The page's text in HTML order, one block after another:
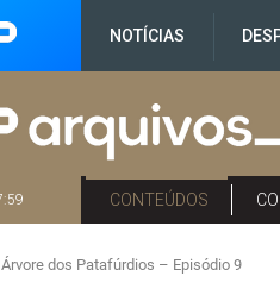
NOTÍCIAS
CONTEÚDOS
dos Patafúrdios – Episódio 9